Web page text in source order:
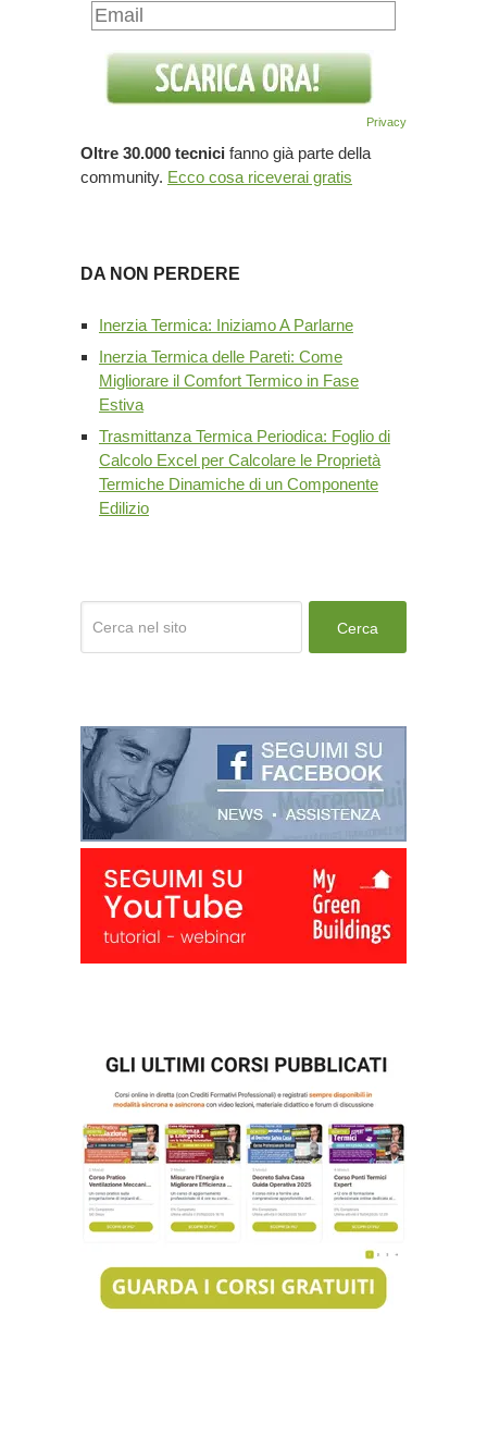
Privacy
Oltre 30.000 tecnici fanno già parte della
community. Ecco cosa riceverai gratis
DA NON PERDERE
Inerzia Termica: Iniziamo A Parlarne
Inerzia Termica delle Pareti: Come
Migliorare il Comfort Termico in Fase
Estiva
Trasmittanza Termica Periodica: Foglio di
Calcolo Excel per Calcolare le Proprietà
Termiche Dinamiche di un Componente
Edilizio
Cerca